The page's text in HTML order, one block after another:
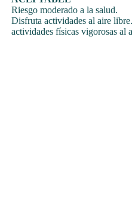
Riesgo moderado a la salud.
Disfruta actividades al aire
actividades físicas vigorosas al